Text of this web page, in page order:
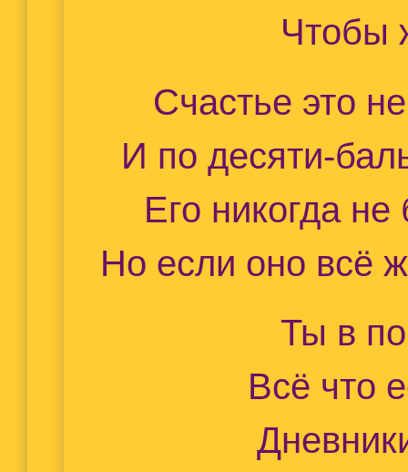
Чтобы
Счастье это
И по десяти-
Его никогда
Но если оно всё
Ты в
Всё что